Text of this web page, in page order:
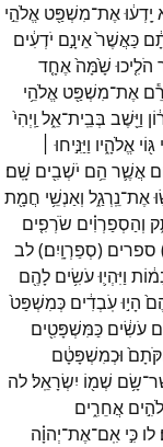
יָֽדְע֔וּאֶת־מִשְׁפַּ֖ט אֱלֹהֵ֣י
כַּאֲשֶׁר֙אֵינָ֣ם יֹדְעִ֔ים
הֹלִ֤יכוּ שָׁ֙מָּה֙אֶחָ֤ד
אֶת־מִשְׁפַּ֖ט אֱלֹהֵ֥י
וַיֵּ֖שֶׁב בְּבֵֽית־אֵ֑ל וַֽיְהִי֙
גּ֖וֹי אֱלֹהָ֑יו וַיַּנִּ֣יחוּ ׀
אֲשֶׁ֛ר הֵ֥ם יֹשְׁבִ֖ים שָֽׁם׃
אֶת־נֵֽרְגַ֑ל וְאַנְשֵׁ֥י חֲמָ֖ת
וְהַסְפַרְוִ֗ים שֹׂרְפִ֤ים
ספרים (סְפַרְוָֽיִם׃)לב
וַיִּהְי֛וּעֹשִׂ֥ים לָהֶ֖ם
הָי֣וּעֹֽבְדִ֔ים כְּמִשְׁפַּט֙
עֹשִׂ֔ים כַּמִּשְׁפָּטִ֖ים
וּכְמִשְׁפָּטָ֔ם
שָׂ֥ם שְׁמ֖וֹ יִשְׂרָאֵֽל׃לה
אֲחֵרִ֑ים
לו כִּ֣י אִֽם־אֶת־יְהוָ֗ה